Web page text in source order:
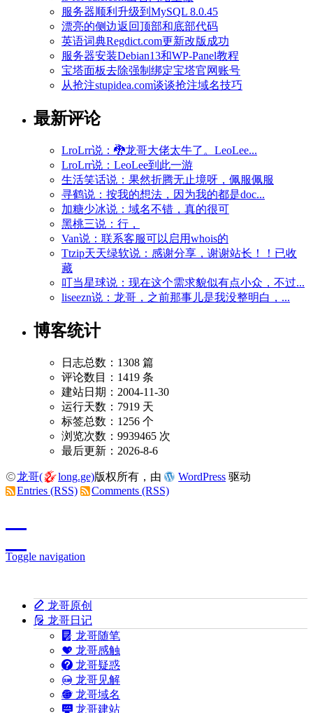
服务器顺利升级到MySQL 8.0.45
漂亮的侧边返回顶部和底部代码
英语词典Regdict.com更新改版成功
服务器安装Debian13和WP-Panel教程
宝塔面板去除强制绑定宝塔官网账号
从抢注stupidea.com谈谈抢注域名技巧
最新评论
LroLrr说：🐉龙哥大佬太牛了。LeoLee...
LroLrr说：LeoLee到此一游
生活笑话说：果然折腾无止境呀，佩服佩服
寻鹤说：按我的想法，因为我的都是doc...
加糖少冰说：域名不错，真的很可
黑桃三说：行，
Van说：联系客服可以启用whois的
Ttzip天天绿软说：感谢分享，谢谢站长！！已收
藏
叮当星球说：现在这个需求貌似有点小众，不过...
liseezn说：龙哥，之前那事儿是我没整明白，...
博客统计
日志总数：1308 篇
评论数目：1419 条
建站日期：2004-11-30
运行天数：7919 天
标签总数：1256 个
浏览次数：9939465 次
最后更新：2026-8-6
龙哥( long.ge)版权所有，由 WordPress 驱动
Entries (RSS)
Comments (RSS)
Toggle navigation
龙哥原创
龙哥日记
龙哥随笔
龙哥感触
龙哥疑惑
龙哥见解
龙哥域名
龙哥建站